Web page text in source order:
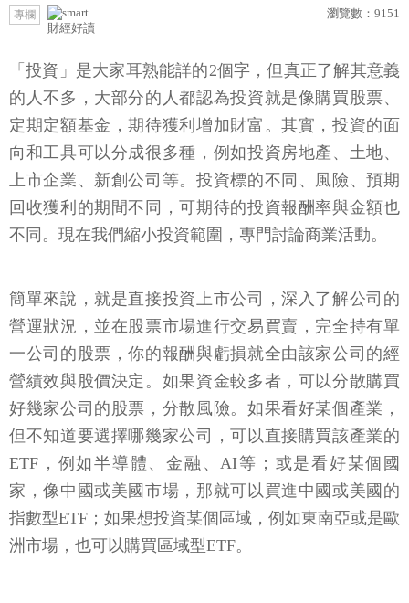
專欄
財經好讀
瀏覽數： 9151
「投資」是大家耳熟能詳的2個字，但真正了解其意義
的人不多，大部分的人都認為投資就是像購買股票、
定期定額基金，期待獲利增加財富。其實，投資的面
向和工具可以分成很多種，例如投資房地產、土地、
上市企業、新創公司等。投資標的不同、風險、預期
回收獲利的期間不同，可期待的投資報酬率與金額也
不同。現在我們縮小投資範圍，專門討論商業活動。
簡單來說，就是直接投資上市公司，深入了解公司的
營運狀況，並在股票市場進行交易買賣，完全持有單
一公司的股票，你的報酬與虧損就全由該家公司的經
營績效與股價決定。如果資金較多者，可以分散購買
好幾家公司的股票，分散風險。如果看好某個產業，
但不知道要選擇哪幾家公司，可以直接購買該產業的
ETF，例如半導體、金融、AI等；或是看好某個國
家，像中國或美國市場，那就可以買進中國或美國的
指數型ETF；如果想投資某個區域，例如東南亞或是歐
洲市場，也可以購買區域型ETF。